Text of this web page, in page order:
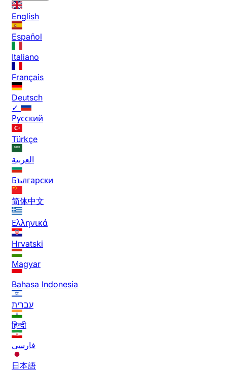
English
Español
Italiano
Français
Deutsch
✓
Русский
Türkçe
العربية
Български
简体中文
Ελληνικά
Hrvatski
Magyar
Bahasa Indonesia
עברית
हिन्दी
فارسی
日本語